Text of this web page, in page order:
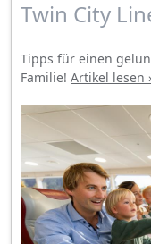
Twin City
Tipps für einen
Familie! Artikel lesen